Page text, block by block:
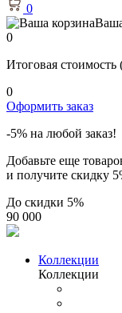
0
0
Итоговая стоимость
0
Оформить заказ
-5% на любой заказ!
Добавьте еще
и получите скидку
До скидки 5%
90 000
Коллекции
Коллекции